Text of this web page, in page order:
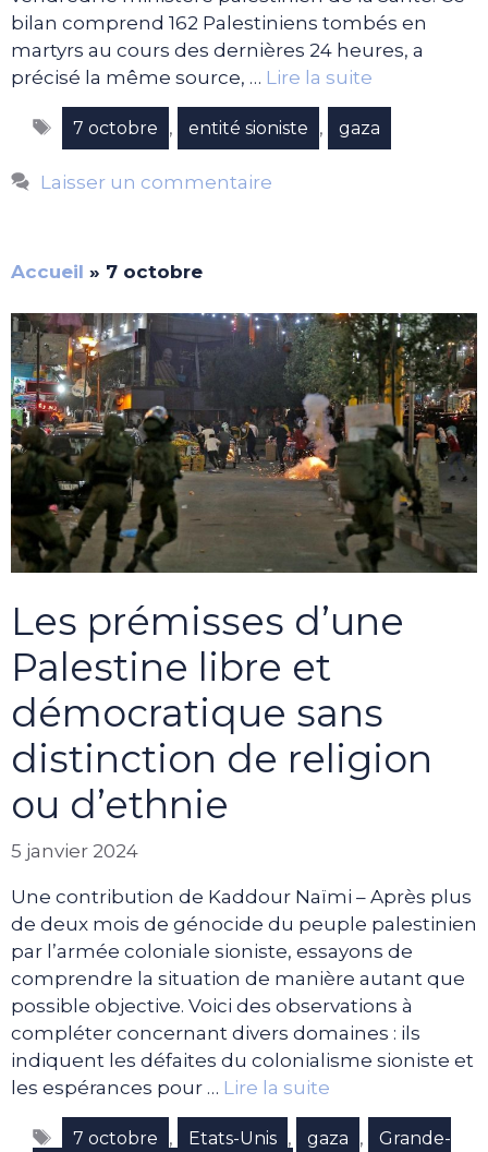
bilan comprend 162 Palestiniens tombés en
martyrs au cours des dernières 24 heures, a
précisé la même source, … Lire la suite
Étiquettes
7 octobre , entité sioniste , gaza
Laisser un commentaire
Accueil » 7 octobre
Les prémisses d’une
Palestine libre et
démocratique sans
distinction de religion
ou d’ethnie
5 janvier 2024
Une contribution de Kaddour Naïmi – Après plus
de deux mois de génocide du peuple palestinien
par l’armée coloniale sioniste, essayons de
comprendre la situation de manière autant que
possible objective. Voici des observations à
compléter concernant divers domaines : ils
indiquent les défaites du colonialisme sioniste et
les espérances pour … Lire la suite
Étiquettes
7 octobre , Etats-Unis , gaza , Grande-